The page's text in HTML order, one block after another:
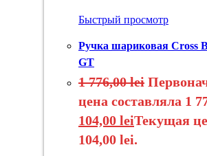
Быстрый просмотр
Ручка шариковая Cross
GT
1 776,00lei
цена составляла 1
104,00 leiТекущая
104,00 lei.